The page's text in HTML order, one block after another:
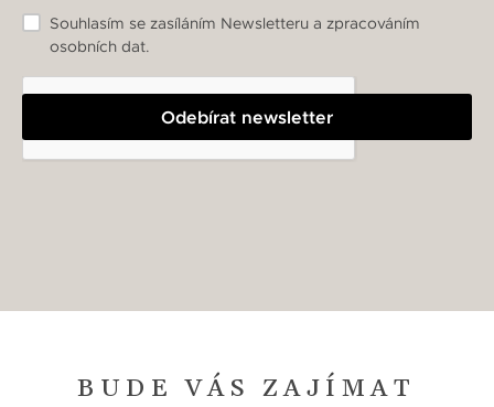
Odebírat newsletter
Souhlasím se zasíláním Newsletteru a zpracováním
osobních dat.
BUDE VÁS ZAJÍMAT